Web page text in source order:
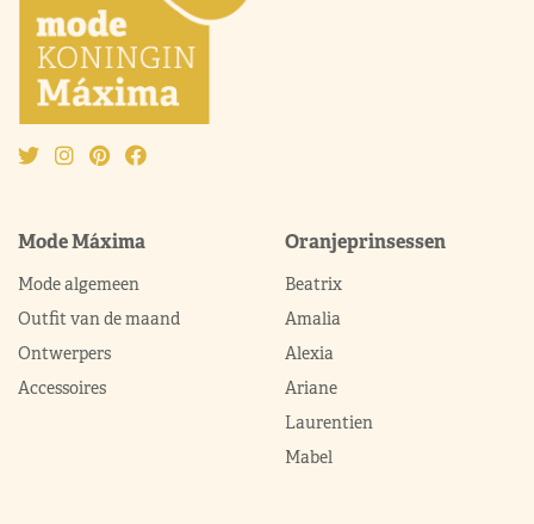
Mode Máxima
Mode algemeen
Outfit van de maand
Ontwerpers
Accessoires
Oranjeprinsessen
Beatrix
Amalia
Alexia
Ariane
Laurentien
Mabel